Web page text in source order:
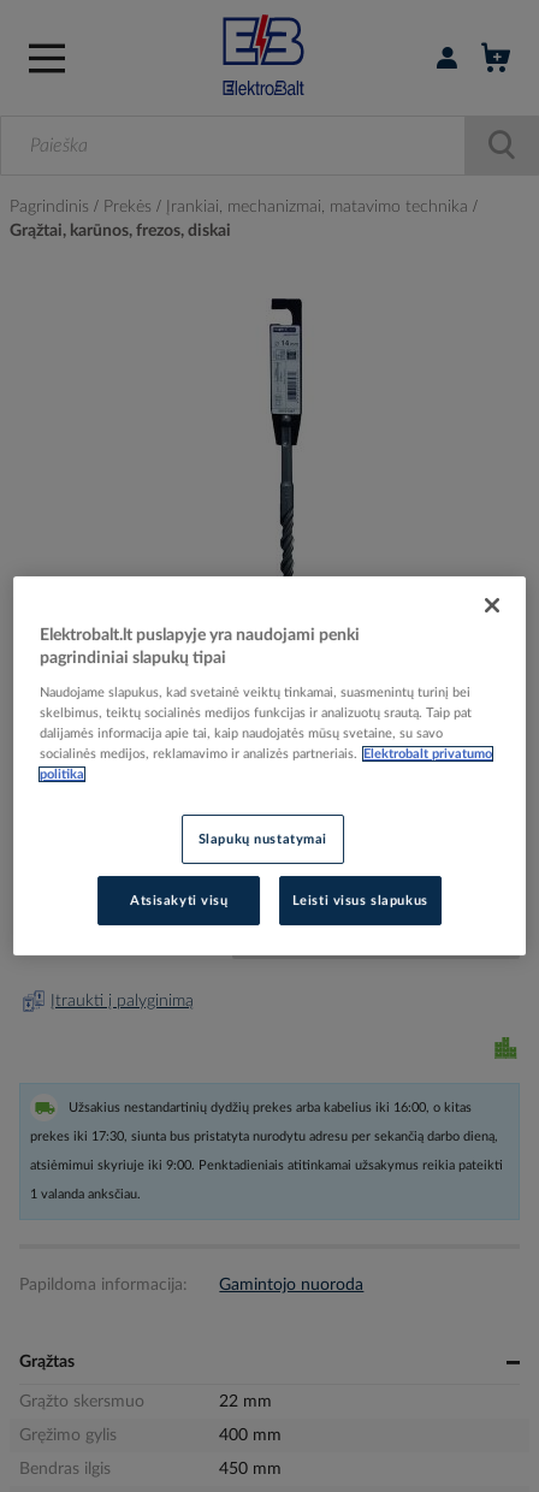
Prisijungti /
Pagrindinis Prekės
Įrankiai, mechanizmai, matavimo technika
Grąžtai, karūnos, frezos, diskai
beginning
Grąžtas smūginis 22x450mm SDS-PLUS PHABO -
PROTEC
Elektrobalt prekės kodas
Įtraukti į palyginimą
Užsakius nestandartinių dydžių prekes arba kabelius iki 16:00, o kitas
prekes iki 17:30, siunta bus pristatyta nurodytu adresu per sekančią darbo dieną,
atsiėmimui skyriuje iki 9:00. Penktadieniais atitinkamai užsakymus reikia pateikti
1 valanda anksčiau.
Papildoma informacija: Gamintojo nuoroda
Grąžtas
Grąžto skersmuo
22 mm
Gręžimo gylis
400 mm
Bendras ilgis
450 mm
Elektrobalt.lt puslapyje yra naudojami penki
pagrindiniai slapukų tipai
Naudojame slapukus, kad svetainė veiktų tinkamai, suasmenintų turinį bei
skelbimus, teiktų socialinės medijos funkcijas ir analizuotų srautą. Taip pat
dalijamės informacija apie tai, kaip naudojatės mūsų svetaine, su savo
socialinės medijos, reklamavimo ir analizės partneriais.
Elektrobalt privatumo
politika
Slapukų nustatymai
Atsisakyti visų Leisti visus slapukus